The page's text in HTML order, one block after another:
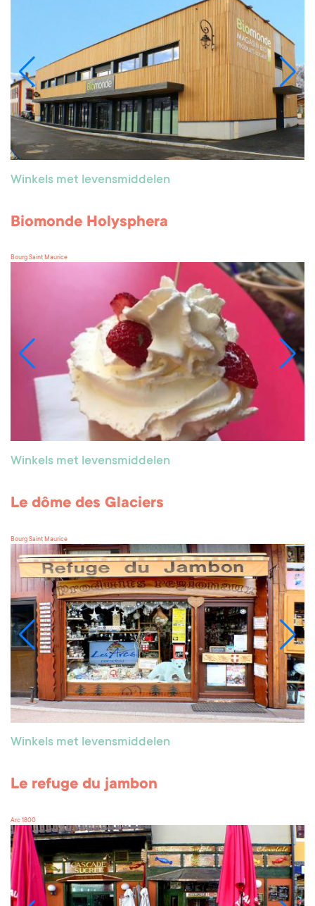
Winkels met levensmiddelen
Biomonde Holysphera
Bourg Saint Maurice
Winkels met levensmiddelen
Le dôme des Glaciers
Bourg Saint Maurice
Winkels met levensmiddelen
Le refuge du jambon
Arc 1800